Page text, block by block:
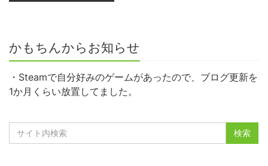
かもちんからお知らせ
・Steamで自分好みのゲームがあったので、ブログ更新を
1か月くらい放置してました。